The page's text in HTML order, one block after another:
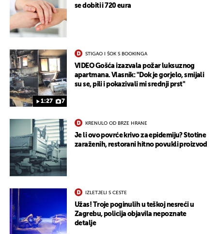
se dobiti i 720 eura
1:27 7
STIGAO I ŠOK S BOOKINGA
VIDEO Gošća izazvala požar luksuznog
apartmana. Vlasnik: "Dok je gorjelo, smijali
su se, pili i pokazivali mi srednji prst"
KRENULO OD BRZE HRANE
Je li ovo povrće krivo za epidemiju? Stotine
zaraženih, restorani hitno povukli proizvod
IZLETJELI S CESTE
Užas! Troje poginulih u teškoj nesreći u
Zagrebu, policija objavila nepoznate
detalje
UKLJUČITE NOTIFIKACIJE